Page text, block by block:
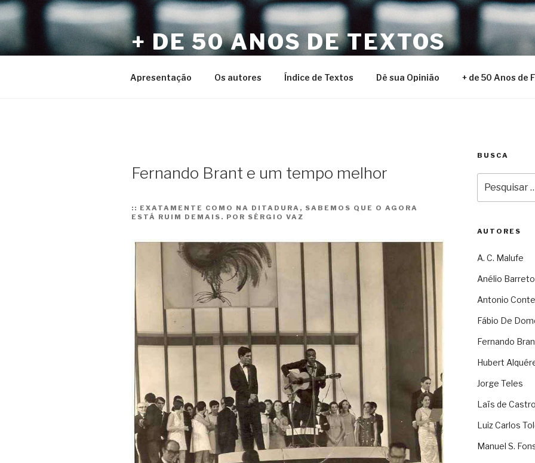
Pular
para
o
conteúdo
+ DE 50 ANOS DE TEXTOS
Apresentação Os autores Índice de Textos Dê sua Opinião + de 50 Anos de
Fernando Brant e um tempo melhor
:: EXATAMENTE COMO NA DITADURA, SABEMOS QUE O AGORA
ESTÁ RUIM DEMAIS. POR SÉRGIO VAZ
BUSCA
por:
AUTORES
A. C. Malufe
Anélio Barreto
Antonio
Fábio De
Fernando
Hubert
Jorge Teles
Laïs de Castro
Luiz Carlos
Manuel S.